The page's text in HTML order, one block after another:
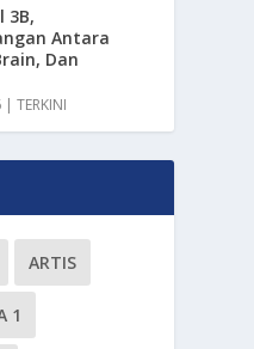
3B,
Antara
Dan
|TERKINI
ARTIS
1